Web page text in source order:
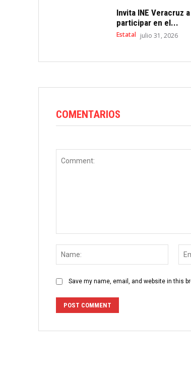
Invita INE Veracruz a
participar en el...
Estatal julio 31, 2026
COMENTARIOS
Save my name, email, and website in this